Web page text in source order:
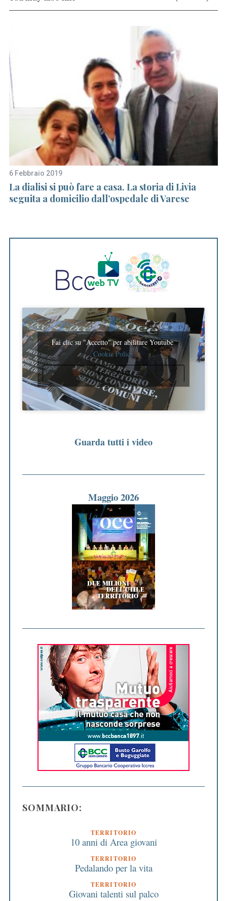
6 Febbraio 2019
La dialisi si può fare a casa. La storia di Livia
seguita a domicilio dall’ospedale di Varese
Fai clic su "Accetto" per abilitare Youtube
Cookie Policy
ACCETTO
Guarda tutti i video
Maggio 2026
SOMMARIO:
TERRITORIO
10 anni di Area giovani
TERRITORIO
Pedalando per la vita
TERRITORIO
Giovani talenti sul palco